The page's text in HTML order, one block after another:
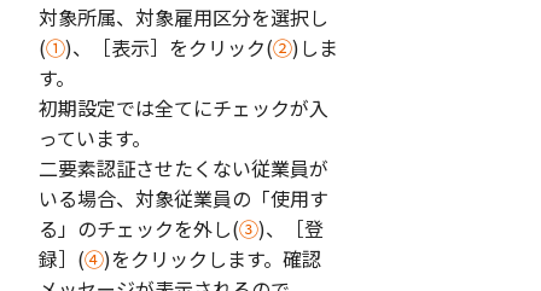
対象所属、対象雇用区分を選択し
(①)、［表示］をクリック(②)しま
す。
初期設定では全てにチェックが入
っています。
二要素認証させたくない従業員が
いる場合、対象従業員の「使用す
る」のチェックを外し(③)、［登
録］(④)をクリックします。確認